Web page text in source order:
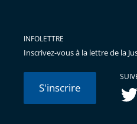
INFOLETTRE
Inscrivez-vous à la lettre de la
S'inscrire